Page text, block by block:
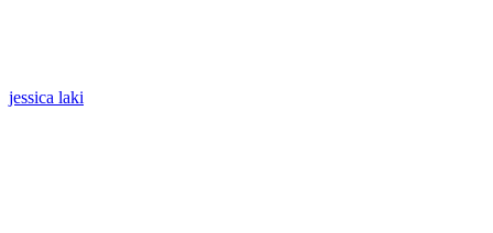
jessica laki